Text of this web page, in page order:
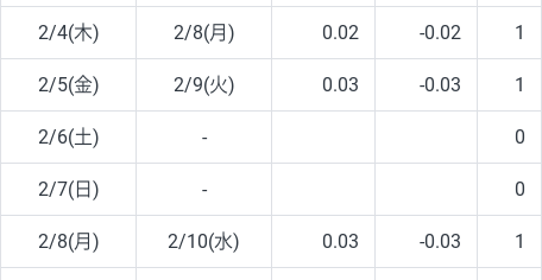
2/4(木) 2/8(月) 0.02 -0.02 1
2/5(金) 2/9(火) 0.03 -0.03 1
2/6(土) - 0
2/7(日) - 0
2/8(月) 2/10(水) 0.03 -0.03 1